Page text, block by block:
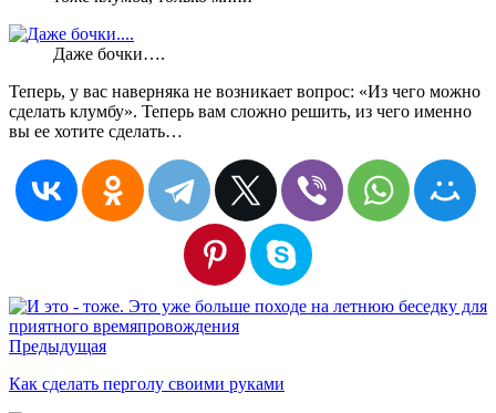
Даже бочки….
Теперь, у вас наверняка не возникает вопрос: «Из чего можно
сделать клумбу». Теперь вам сложно решить, из чего именно
вы ее хотите сделать…
Предыдущая
Как сделать перголу своими руками